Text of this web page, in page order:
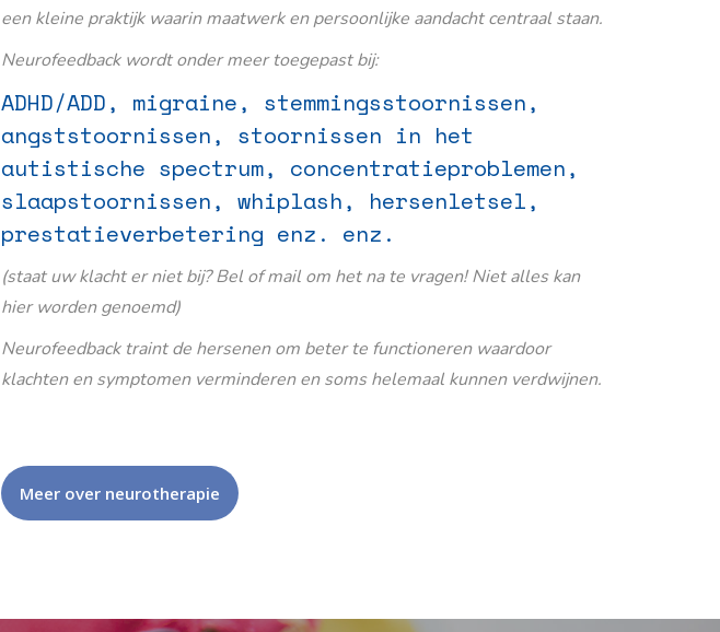
een kleine praktijk waarin maatwerk en persoonlijke aandacht centraal staan.
Neurofeedback wordt onder meer toegepast bij:
ADHD/ADD, migraine, stemmingsstoornissen,
angststoornissen, stoornissen in het
autistische spectrum, concentratieproblemen,
slaapstoornissen, whiplash, hersenletsel,
prestatieverbetering enz. enz.
(staat uw klacht er niet bij? Bel of mail om het na te vragen! Niet alles kan
hier worden genoemd)
Neurofeedback traint de hersenen om beter te functioneren waardoor
klachten en symptomen verminderen en soms helemaal kunnen verdwijnen.
Meer over neurotherapie